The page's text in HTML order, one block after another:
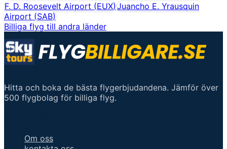
F. D. Roosevelt Airport (EUX)Juancho E. Yrausquin
Airport (SAB)
Billiga flyg till andra länder
Hitta och boka de bästa flygerbjudandena. Jämför över
500 flygbolag för billiga flyg.
Om oss